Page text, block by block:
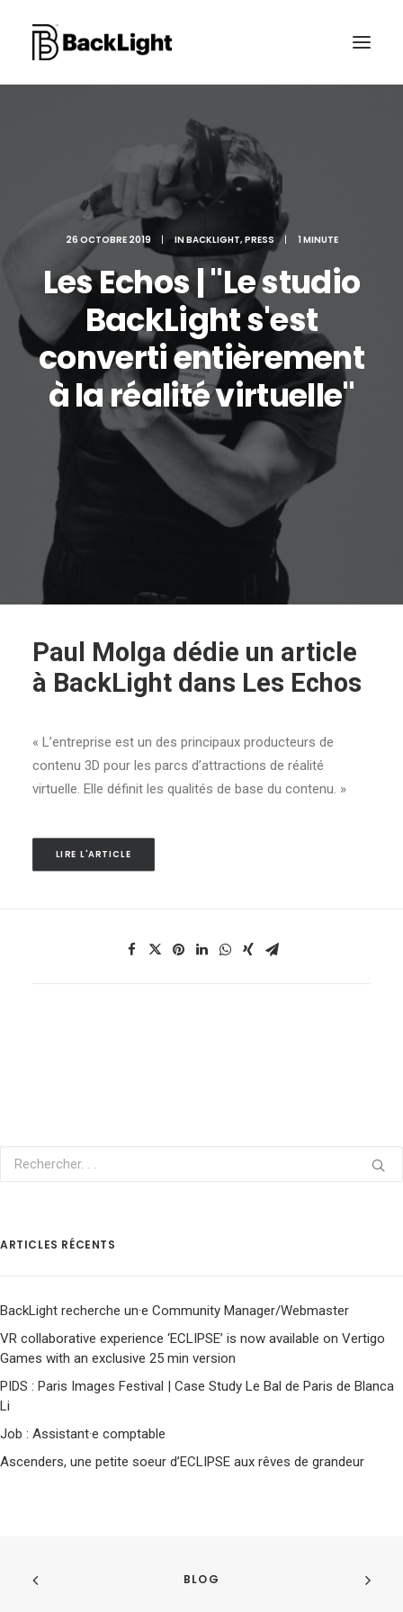
PROJETS XR
LE STUDIO
CONTACT
RECHERCHE
26 OCTOBRE 2019 | INBACKLIGHT, PRESS | 1 MINUTE
Les Echos | "Le studio
BackLight s'est
converti entièrement
à la réalité virtuelle"
Paul Molga dédie un article
à BackLight dans Les Echos
« L’entreprise est un des principaux producteurs de
contenu 3D pour les parcs d’attractions de réalité
virtuelle. Elle définit les qualités de base du contenu. »
LIRE L'ARTICLE
ARTICLES RÉCENTS
BackLight recherche un·e Community Manager/Webmaster
VR collaborative experience ‘ECLIPSE’ is now available on Vertigo
Games with an exclusive 25 min version
PIDS : Paris Images Festival | Case Study Le Bal de Paris de Blanca
Li
Job : Assistant·e comptable
Ascenders, une petite soeur d’ECLIPSE aux rêves de grandeur
BLOG